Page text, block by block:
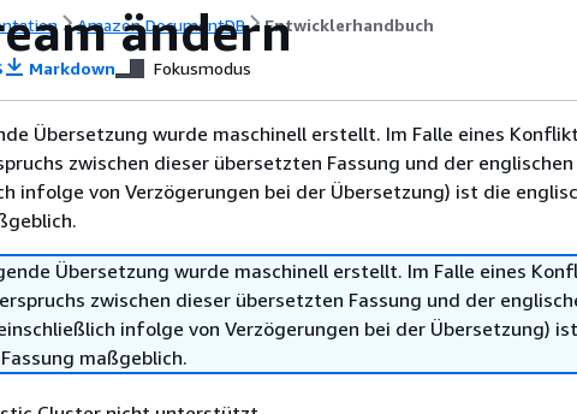
Amazon DocumentDB Entwicklerhandbuch
ändern
Markdown Fokusmodus
Übersetzung wurde maschinell erstellt. Im Falle eines
zwischen dieser übersetzten Fassung und der englischen
infolge von Verzögerungen bei der Übersetzung) ist die
Übersetzung wurde maschinell erstellt. Im Falle eines
zwischen dieser übersetzten Fassung und der
infolge von Verzögerungen bei der Übersetzung)
maßgeblich.